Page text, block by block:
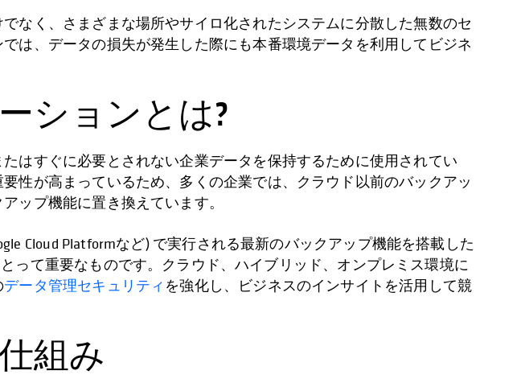
なく、さまざまな場所やサイロ化されたシステムに分散した無数のセ
は、データの損失が発生した際にも本番環境データを利用してビジネ
ションとは?
はすぐに必要とされない企業データを保持するために使用されてい
性が高まっているため、多くの企業では、クラウド以前のバックアッ
ップ機能に置き換えています。
Cloud Platformなど) で実行される最新のバックアップ機能を搭載した
とって重要なものです。クラウド、ハイブリッド、オンプレミス環境に
データ管理セキュリティ を強化し、ビジネスのインサイトを活用して競
組み